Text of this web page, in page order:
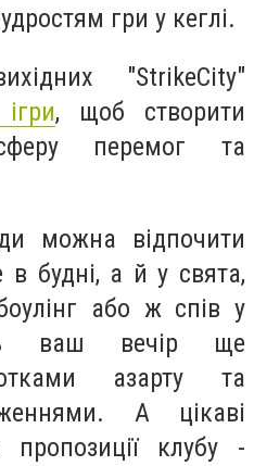
гри у кеглі.
"StrikeCity"
, щоб створити
перемог та
можна відпочити
будні, а й у свята,
або ж спів у
ваш вечір ще
азарту та
А цікаві
пропозиції клубу -